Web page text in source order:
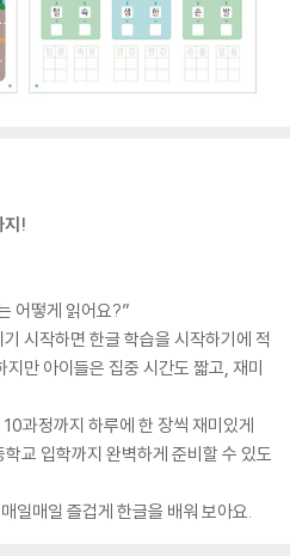
지!
어떻게 읽어요?”
시작하면 한글 학습을 시작하기에 적
만 아이들은 집중 시간도 짧고, 재미
10과정까지 하루에 한 장씩 재미있게
교 입학까지 완벽하게 준비할 수 있도
매일매일 즐겁게 한글을 배워 보아요.